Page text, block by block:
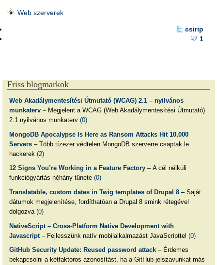
Web szerverek
csirip
1
Friss blogmarkok
Web Akadálymentesítési Útmutató (WCAG) 2.1 – nyilvános
munkaterv– Megjelent a WCAG (Web Akadálymentesítési Útmutató)
2.1 nyilvános munkaterv (0)
MongoDB Apocalypse Is Here as Ransom Attacks Hit 10,000
Servers– Több tízezer védtelen MongoDB szerverre csaptak le
hackerek (2)
12 Signs You’re Working in a Feature Factory– A cél nélküli
funkciógyártás néhány tünete (0)
Translatable, custom dates in Twig templates of Drupal 8– Saját
dátumok megjelenítése, fordíthatóan a Drupal 8 smink rétegével
dolgozva (0)
NativeScript – Cross-Platform Native Development with
Javascript– Fejlesszünk natív mobilalkalmazást JavaScripttel (0)
GitHub Security Update: Reused password attack– Érdemes
bekapcsolni a kétfaktoros azonosítást, ha a GitHub jelszavunkat más